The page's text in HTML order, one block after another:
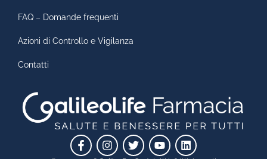
FAQ – Domande frequenti
Azioni di Controllo e Vigilanza
Contatti